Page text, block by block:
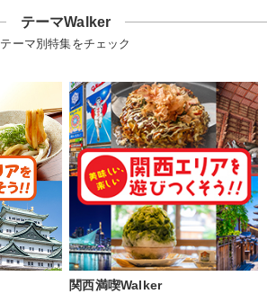
テーマWalker
テーマ別特集をチェック
関西満喫Walker